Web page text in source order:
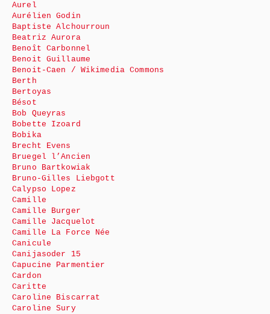
Aurel
Aurélien Godin
Baptiste Alchourroun
Beatriz Aurora
Benoît Carbonnel
Benoit Guillaume
Benoit-Caen / Wikimedia Commons
Berth
Bertoyas
Bésot
Bob Queyras
Bobette Izoard
Bobika
Brecht Evens
Bruegel l’Ancien
Bruno Bartkowiak
Bruno-Gilles Liebgott
Calypso Lopez
Camille
Camille Burger
Camille Jacquelot
Camille La Force Née
Canicule
Canijasoder 15
Capucine Parmentier
Cardon
Caritte
Caroline Biscarrat
Caroline Sury